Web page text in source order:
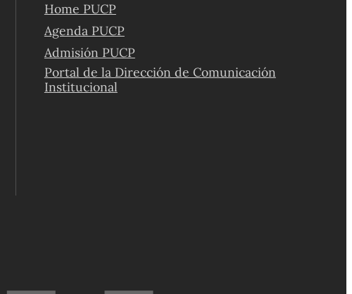
Home PUCP
Agenda PUCP
Admisión PUCP
Portal de la Dirección de Comunicación
Institucional